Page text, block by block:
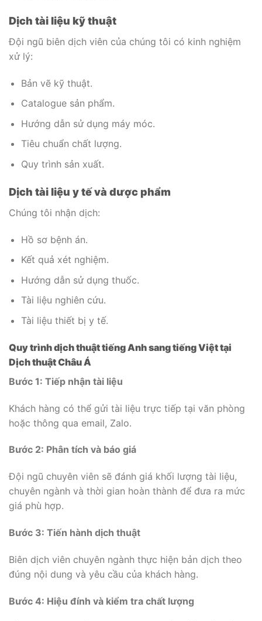
Dịch tài liệu kỹ thuật
Đội ngũ biên dịch viên của chúng tôi có kinh nghiệm
xử lý:
Bản vẽ kỹ thuật.
Catalogue sản phẩm.
Hướng dẫn sử dụng máy móc.
Tiêu chuẩn chất lượng.
Quy trình sản xuất.
Dịch tài liệu y tế và dược phẩm
Chúng tôi nhận dịch:
Hồ sơ bệnh án.
Kết quả xét nghiệm.
Hướng dẫn sử dụng thuốc.
Tài liệu nghiên cứu.
Tài liệu thiết bị y tế.
Quy trình dịch thuật tiếng Anh sang tiếng Việt tại
Dịch thuật Châu Á
Bước 1: Tiếp nhận tài liệu
Khách hàng có thể gửi tài liệu trực tiếp tại văn phòng
hoặc thông qua email, Zalo.
Bước 2: Phân tích và báo giá
Đội ngũ chuyên viên sẽ đánh giá khối lượng tài liệu,
chuyên ngành và thời gian hoàn thành để đưa ra mức
giá phù hợp.
Bước 3: Tiến hành dịch thuật
Biên dịch viên chuyên ngành thực hiện bản dịch theo
đúng nội dung và yêu cầu của khách hàng.
Bước 4: Hiệu đính và kiểm tra chất lượng